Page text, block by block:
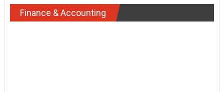
Finance & Accounting